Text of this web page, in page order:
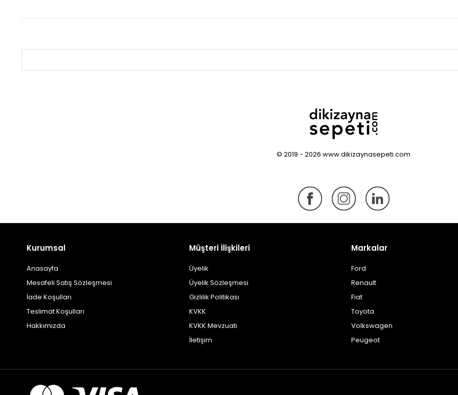
© 2019 - 2026 www.dikizaynasepeti.com
Kurumsal
Anasayfa
Mesafeli Satış Sözleşmesi
İade Koşulları
Teslimat Koşulları
Hakkımızda
Müşteri İlişkileri
Üyelik
Üyelik Sözleşmesi
Gizlilik Politikası
KVKK
KVKK Mevzuatı
İletişim
Markalar
Ford
Renault
Fiat
Toyota
Volkswagen
Peugeot